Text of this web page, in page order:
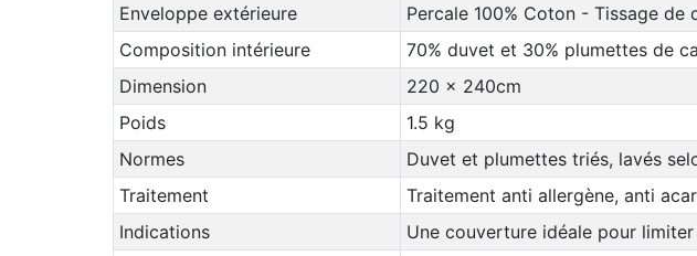
Enveloppe extérieure
Percale 100% Coton - Tissage de
Composition intérieure
70% duvet et 30% plumettes de
Dimension
220 x 240cm
Poids
1.5 kg
Normes
Duvet et plumettes triés, lavés
Traitement
Traitement anti allergène, anti
Indications
Une couverture idéale pour